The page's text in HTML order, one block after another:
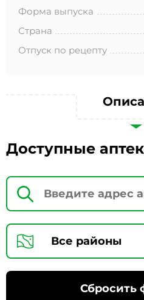
Форма выпуска
Страна
Отпуск по рецепту
Доступные
Сбросить
целей, определенных в